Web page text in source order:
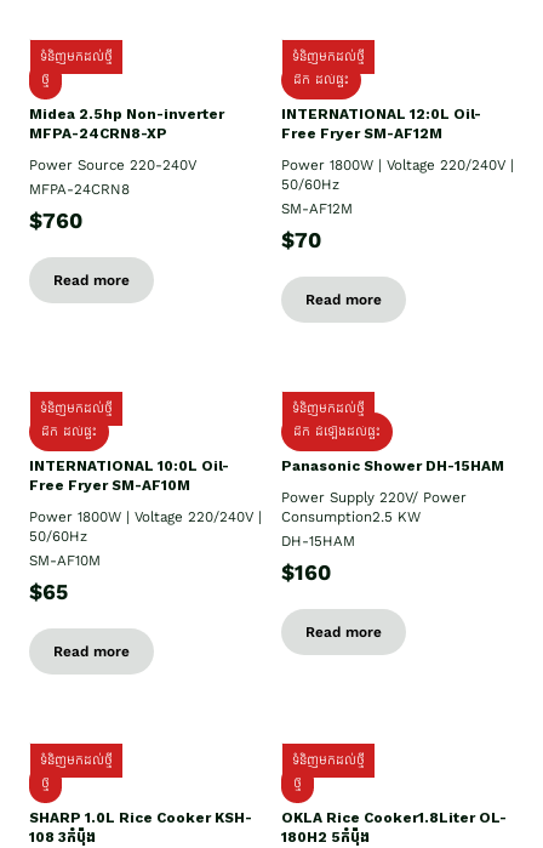
ទំនិញមកដល់ថ្មី
ថ្មី
Midea 2.5hp Non-inverter
MFPA-24CRN8-XP
Power Source 220-240V
MFPA-24CRN8
$760
Read more
ទំនិញមកដល់ថ្មី
ដឹក​ ដល់ផ្ទះ
INTERNATIONAL 12:0L Oil-
Free Fryer SM-AF12M
Power 1800W | Voltage 220/240V |
50/60Hz
SM-AF12M
$70
Read more
ទំនិញមកដល់ថ្មី
ដឹក ដល់ផ្ទះ
INTERNATIONAL 10:0L Oil-
Free Fryer SM-AF10M
Power 1800W | Voltage 220/240V |
50/60Hz
SM-AF10M
$65
Read more
ទំនិញមកដល់ថ្មី
ដឹក ដំឡើងដល់ផ្ទះ
Panasonic Shower DH-15HAM
Power Supply​ 220V/ Power
Consumption2.5 KW
DH-15HAM
$160
Read more
ទំនិញមកដល់ថ្មី
ថ្មី
SHARP 1.០L Rice Cooker KSH-
108 3កំប៉ុង
ទំនិញមកដល់ថ្មី
ថ្មី
OKLA Rice Cooker1.8Liter OL-
180H2 5កំប៉ុង